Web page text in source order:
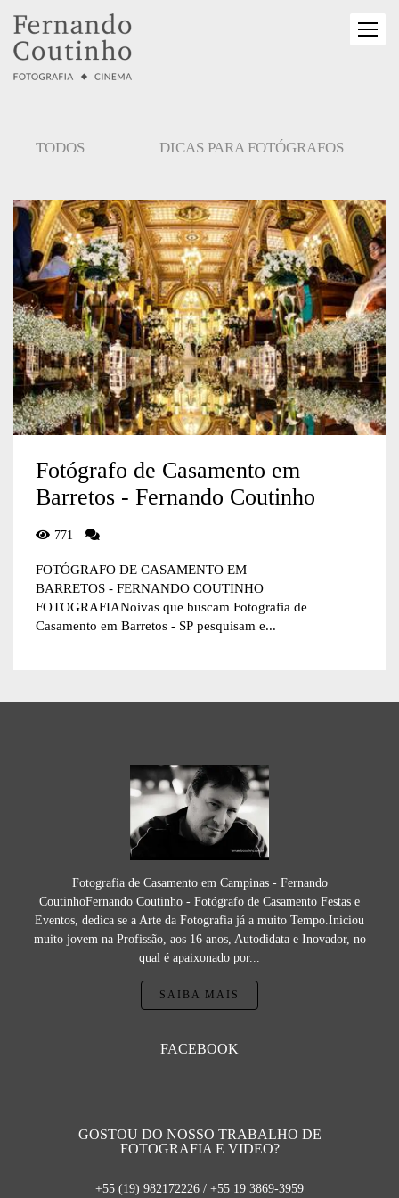
TODOS DICAS PARA FOTÓGRAFOS
Fotógrafo de Casamento em
Barretos - Fernando Coutinho
771
FOTÓGRAFO DE CASAMENTO EM
BARRETOS - FERNANDO COUTINHO
FOTOGRAFIANoivas que buscam Fotografia de
Casamento em Barretos - SP pesquisam e...
Fotografia de Casamento em Campinas - Fernando
CoutinhoFernando Coutinho - Fotógrafo de Casamento Festas e
Eventos, dedica se a Arte da Fotografia já a muito Tempo.Iniciou
muito jovem na Profissão, aos 16 anos, Autodidata e Inovador, no
qual é apaixonado por...
SAIBA MAIS
FACEBOOK
GOSTOU DO NOSSO TRABALHO DE
FOTOGRAFIA E VIDEO?
+55 (19) 982172226 / +55 19 3869-3959